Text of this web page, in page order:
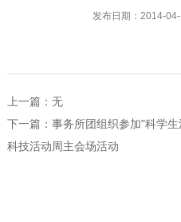
发布日期：2014-
上一篇：无
下一篇： 事务所团组织参加"科学
科技活动周主会场活动